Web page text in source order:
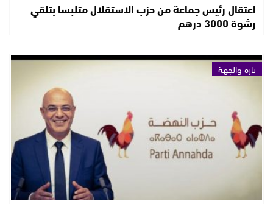
اعتقال رئيس جماعة من حزب الاستقلال متلبسا بتلقي
رشوة 3000 درهم
تازة والجهة